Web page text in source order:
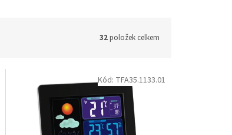
32položek celkem
Kód: TFA35.1133.01